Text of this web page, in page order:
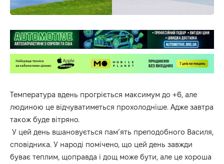
Температура вдень прогріється максимум до +6, але
людиною це відчуватиметься прохолодніше. Адже завтра
також буде вітряно.
У цей день вшановується пам’ять преподобного Василя,
сповідника. У народі помічено, що цей день завжди
буває теплим, щоправда і дощ може бути, але це хороша